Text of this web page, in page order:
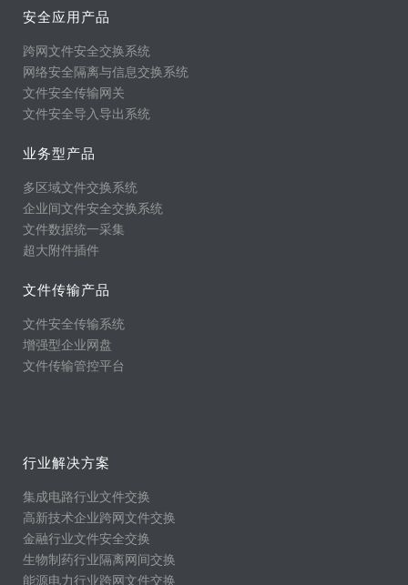
安全应用产品
跨网文件安全交换系统
网络安全隔离与信息交换系统
文件安全传输网关
文件安全导入导出系统
业务型产品
多区域文件交换系统
企业间文件安全交换系统
文件数据统一采集
超大附件插件
文件传输产品
文件安全传输系统
增强型企业网盘
文件传输管控平台
行业解决方案
集成电路行业文件交换
高新技术企业跨网文件交换
金融行业文件安全交换
生物制药行业隔离网间交换
能源电力行业跨网文件交换